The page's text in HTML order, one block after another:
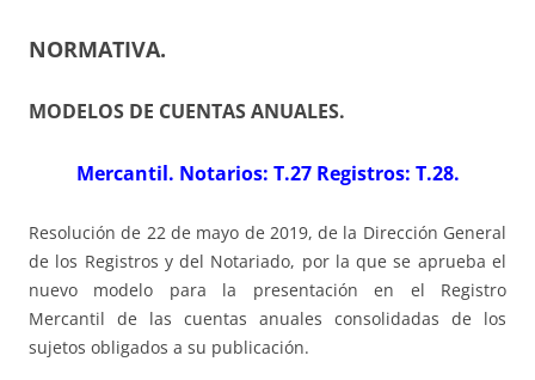
NORMATIVA.
MODELOS DE CUENTAS ANUALES.
Mercantil. Notarios: T.27 Registros: T.28.
Resolución de 22 de mayo de 2019, de la Dirección General
de los Registros y del Notariado, por la que se aprueba el
nuevo modelo para la presentación en el Registro
Mercantil de las cuentas anuales consolidadas de los
sujetos obligados a su publicación.